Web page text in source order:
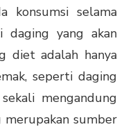
konsumsi selama
daging yang akan
diet adalah hanya
seperti daging
mengandung
merupakan sumber